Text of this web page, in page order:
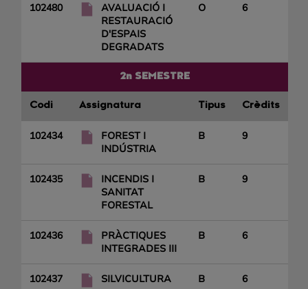
102480
AVALUACIÓ I
RESTAURACIÓ
D'ESPAIS
DEGRADATS
O 6
2n SEMESTRE
Codi Assignatura Tipus Crèdits
102434
FOREST I
INDÚSTRIA
B 9
102435
INCENDIS I
SANITAT
FORESTAL
B 9
102436
PRÀCTIQUES
INTEGRADES III
B 6
102437 SILVICULTURA B 6